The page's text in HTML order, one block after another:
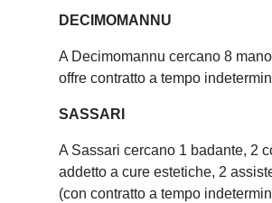
DECIMOMANNU
A Decimomannu cercano 8
offre contratto a tempo
SASSARI
A Sassari cercano 1 badante, 2
addetto a cure estetiche, 2
(con contratto a tempo